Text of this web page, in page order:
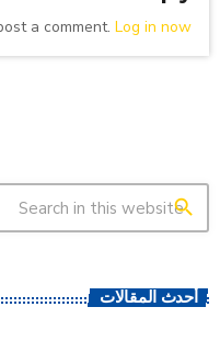
a comment. Log in now
search
أحدث المقالات